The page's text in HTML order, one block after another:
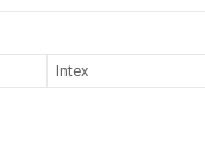
Intex